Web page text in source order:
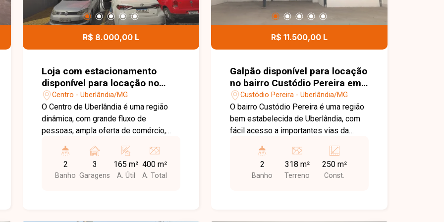
Entre em contato e agende uma visita
para conhecer este excelente galpão no
Entre em contato e agende uma visita
para conhecer este excelente galpão no
R$ 8.000,00 L
Loja com estacionamento
disponível para locação no
bairro Centro em Uberlândia-
MG
Centro - Uberlândia/MG
O Centro de Uberlândia é uma região
dinâmica, com grande fluxo de
pessoas, ampla oferta de comércio,
público, sendo uma localização
estratégica para empresas que buscam
visibilidade e conveniência. A loja
2
Banho
3
Garagens
165 m²
A. Útil
400 m²
A. Total
R$ 11.500,00 L
Galpão disponível para locação
no bairro Custódio Pereira em
Uberlândia-MG
Custódio Pereira - Uberlândia/MG
O bairro Custódio Pereira é uma região
bem estabelecida de Uberlândia, com
fácil acesso a importantes vias da
uma localização prática e estratégica
para operações comerciais e logísticas.
O galpão comercial, com
2
Banho
318 m²
Terreno
250 m²
Const.